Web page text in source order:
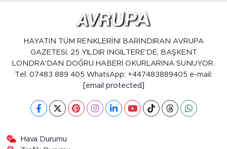
HAYATIN TÜM RENKLERİNİ BARINDIRAN AVRUPA
GAZETESİ, 25 YILDIR İNGİLTERE'DE, BAŞKENT
LONDRA'DAN DOĞRU HABERİ OKURLARINA SUNUYOR.
Tel: 07483 889 405 WhatsApp: +447483889405 e-mail:
[email protected]
Hava Durumu